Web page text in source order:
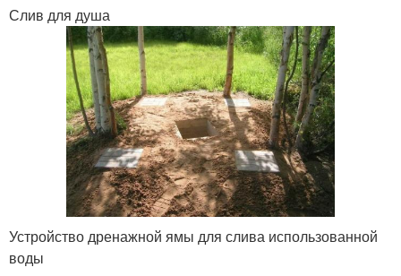
Слив для душа
Устройство дренажной ямы для слива использованной
воды